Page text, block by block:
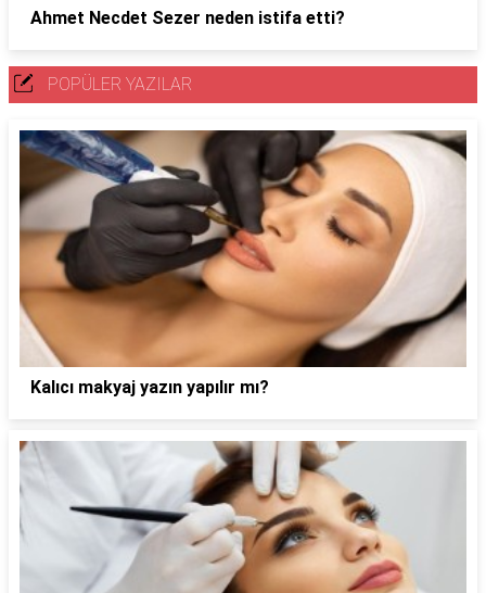
Ahmet Necdet Sezer neden istifa etti?
POPÜLER YAZILAR
Kalıcı makyaj yazın yapılır mı?